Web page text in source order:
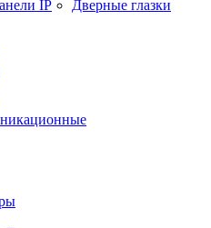
IP
Дверные глазки